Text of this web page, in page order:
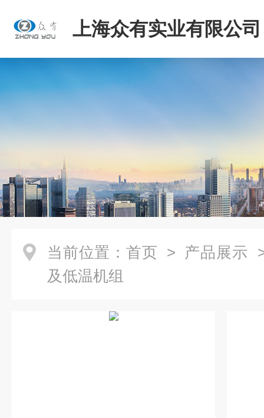
上海众有实业有限公司
当前位置： 首页 > 产品展示
及低温机组